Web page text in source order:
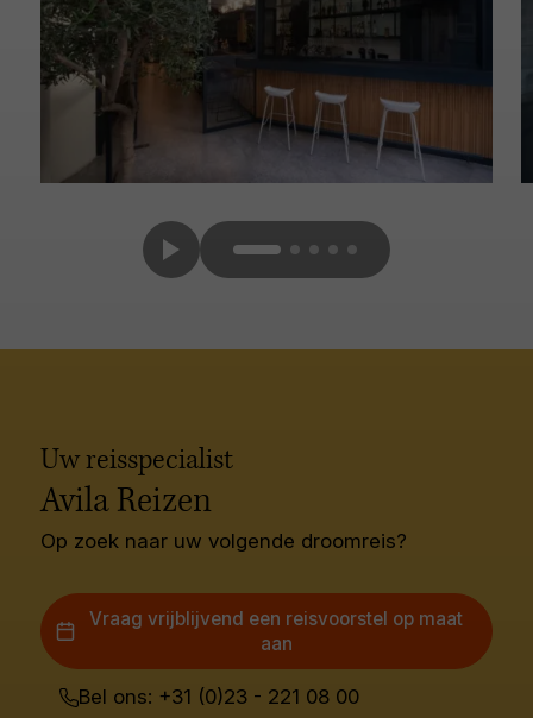
Uw reisspecialist
Avila Reizen
Op zoek naar uw volgende droomreis?
Vraag vrijblijvend een reisvoorstel op maat
aan
Bel ons: +31 (0)23 - 221 08 00